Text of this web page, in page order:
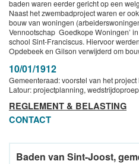
baden waren eerder gericht op een
Naast het zwembadproject waren er
bouw van woningen
Vennootschap Goedkope Woningen’
school Sint-Franciscus. Hiervoor
Opdebeek en Gilson verwijderd om
10/01/1912
Gemeenteraad: voorstel van het
Latour: projectplanning, wedstrijdoproep
REGLEMENT & BELASTING
CONTACT
Baden van Sint-Joost,